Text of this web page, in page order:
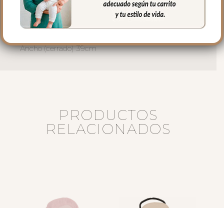
secado al natural.
Medidas:
Ancho (cerrado) 39cm
PRODUCTOS
RELACIONADOS